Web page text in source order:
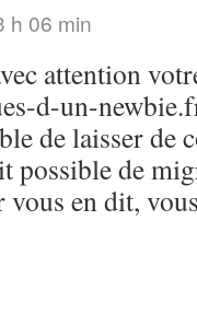
h 06 min
attention
d-un-
de laisser de
possible de
en dit,